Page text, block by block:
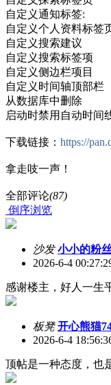
自定义通知标签:
自定义个人资料标签
自定义搜索建议
自定义搜索标签项
自定义侧边栏项目
自定义时间轴顶部栏
从数据库中删除
启动时禁用自动时间
下载链接： https://
拿走吱一声！
全部评论(87)
倒序浏览
沙发 小小的粉
2026-6-4
感谢楼主，好人一生
板凳 开心熊猫
2026-6-4
顶帖是一种态度，也